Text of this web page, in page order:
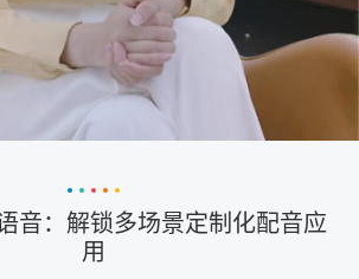
音：解锁多场景定制化配音应
用